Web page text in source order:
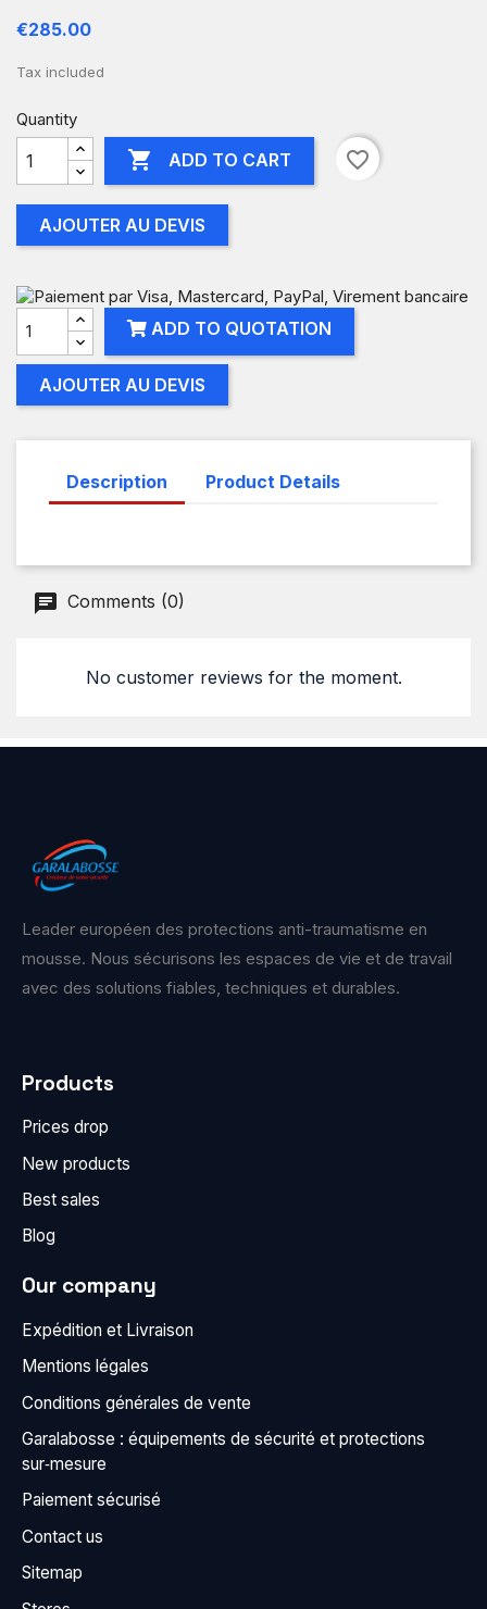
€285.00
Tax included
Quantity
 ADD TO CART favorite_border
AJOUTER AU DEVIS
ADD TO QUOTATION
AJOUTER AU DEVIS
Description Product Details
Comments (0)
No customer reviews for the moment.
Leader européen des protections anti-traumatisme en
mousse. Nous sécurisons les espaces de vie et de travail
avec des solutions fiables, techniques et durables.
Products
Prices drop
New products
Best sales
Blog
Our company
Expédition et Livraison
Mentions légales
Conditions générales de vente
Garalabosse : équipements de sécurité et protections
sur‑mesure
Paiement sécurisé
Contact us
Sitemap